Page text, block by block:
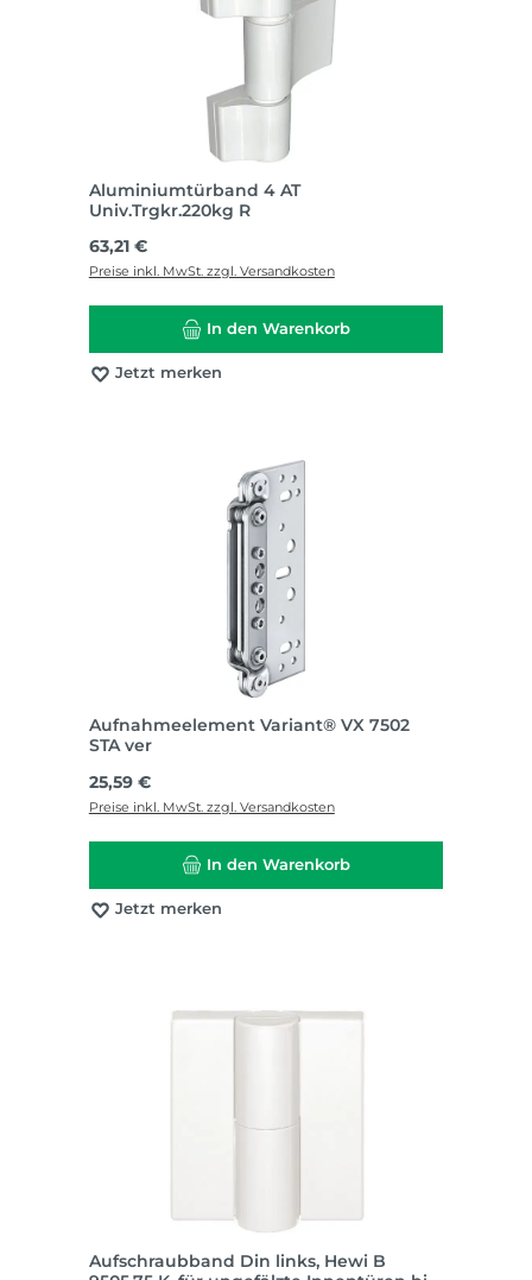
Aluminiumtürband 4 AT
Univ.Trgkr.220kg R
Regulärer Preis:
63,21 €
Preise inkl. MwSt. zzgl. Versandkosten
In den Warenkorb
Jetzt merken
Aufnahmeelement Variant® VX 7502
STA ver
Regulärer Preis:
25,59 €
Preise inkl. MwSt. zzgl. Versandkosten
In den Warenkorb
Jetzt merken
Aufschraubband Din links, Hewi B